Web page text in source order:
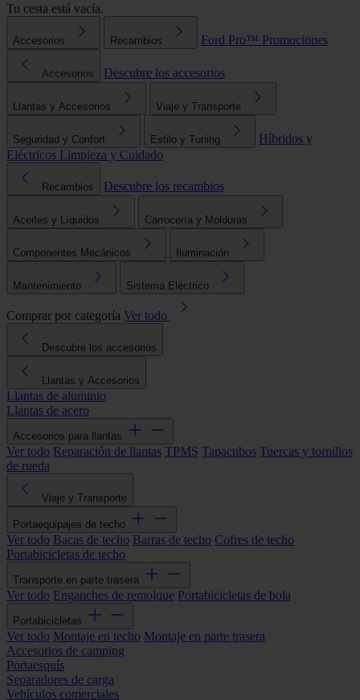
Tu cesta está vacía.
Accesorios Recambios Ford Pro™ Promociones
Accesorios Descubre los accesorios
Llantas y Accesorios Viaje y Transporte
Seguridad y Confort Estilo y Tuning
Híbridos y
Eléctricos Limpieza y Cuidado
Recambios Descubre los recambios
Aceites y Líquidos Carrocería y Molduras
Componentes Mecánicos Iluminación
Mantenimiento Sistema Eléctrico
Comprar por categoría Ver todo
Descubre los accesorios
Llantas y Accesorios
Llantas de aluminio
Llantas de acero
Accesorios para llantas
Ver todo Reparación de llantas TPMS Tapacubos Tuercas y tornillos
de rueda
Viaje y Transporte
Portaequipajes de techo
Ver todo Bacas de techo Barras de techo Cofres de techo
Portabicicletas de techo
Transporte en parte trasera
Ver todo Enganches de remolque Portabicicletas de bola
Portabicicletas
Ver todo Montaje en techo Montaje en parte trasera
Accesorios de camping
Portaesquís
Separadores de carga
Vehículos comerciales